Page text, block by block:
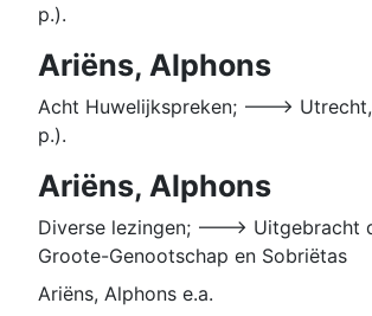
p.).
Ariëns, Alphons
Acht Huwelijkspreken; --->
p.).
Ariëns, Alphons
Diverse lezingen; ---> Uitgebracht
Groote-Genootschap en Sobriëtas
Ariëns, Alphons e.a.